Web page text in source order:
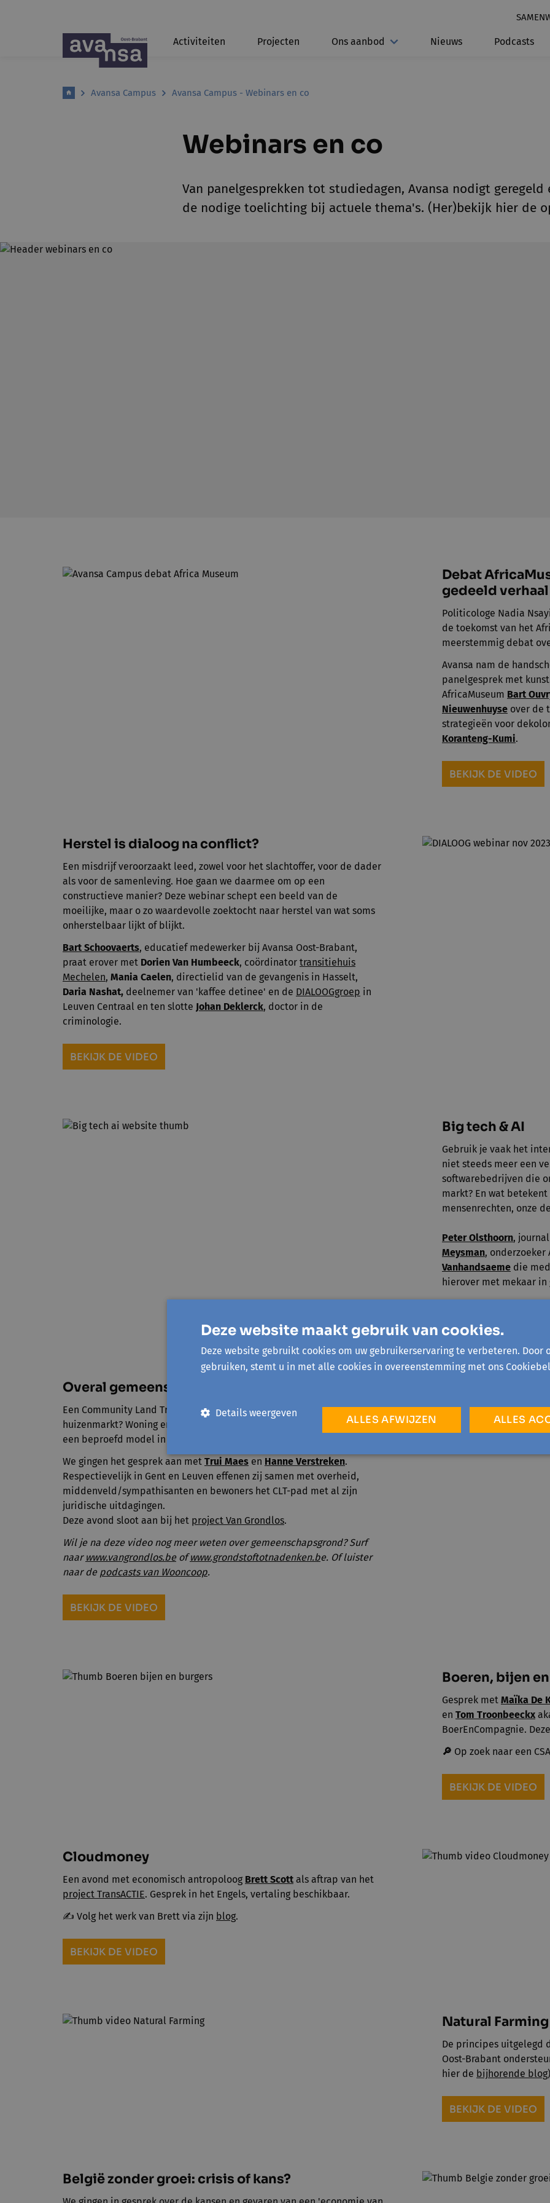
Activiteiten Projecten Ons aanbod Nieuws Podcasts
Avansa Campus Avansa Campus - Webinars en co
Webinars en co
Van panelgesprekken tot studiedagen, Avansa nodigt
de nodige toelichting bij actuele thema's. (Her)bekijk hier de
Debat
gedeeld verhaal
Politicologe Nadia
de toekomst van het
meerstemmig debat
Avansa nam de
panelgesprek met
AfricaMuseum Bart
Nieuwenhuyse over de
strategieën voor
Koranteng-Kumi.
BEKIJK DE VIDEO
Herstel is dialoog na conflict?
Een misdrijf veroorzaakt leed, zowel voor het slachtoffer, voor de dader
als voor de samenleving. Hoe gaan we daarmee om op een
constructieve manier? Deze webinar schept een beeld van de
moeilijke, maar o zo waardevolle zoektocht naar herstel van wat soms
onherstelbaar lijkt of blijkt.
Bart Schoovaerts, educatief medewerker bij Avansa Oost-Brabant,
praat erover met Dorien Van Humbeeck, coördinator transitiehuis
Mechelen, Mania Caelen, directielid van de gevangenis in Hasselt,
Daria Nashat, deelnemer van 'kaffee detinee' en de DIALOOGgroep in
Leuven Centraal en ten slotte Johan Deklerck, doctor in de
criminologie.
BEKIJK DE VIDEO
Big tech & AI
Gebruik je vaak het
niet steeds meer een
softwarebedrijven die
markt? En wat
mensenrechten, onze
Peter Olsthoorn,
Meysman, onderzoeker
Vanhandsaeme die
hierover met mekaar in
Overal gemeenschapsgrond
Een Community Land Trust als tegengewicht voor een onbetaalbare
huizenmarkt? Woning en grond loskoppelen blijkt al sinds de jaren '80
een beproefd model in de VS en krijgt nu ook bij ons voet aan wal.
We gingen het gesprek aan met Trui Maes en Hanne Verstreken.
Respectievelijk in Gent en Leuven effenen zij samen met overheid,
middenveld/sympathisanten en bewoners het CLT-pad met al zijn
juridische uitdagingen.
Deze avond sloot aan bij het project Van Grondlos.
Wil je na deze video nog meer weten over gemeenschapsgrond? Surf
naar www.vangrondlos.be ofwww.grondstoftotnadenken.be. Of luister
naar de podcasts van Wooncoop.
BEKIJK DE VIDEO
Boeren, bijen
Gesprek met Maïka De
en Tom Troonbeeckx
BoerEnCompagnie.
🔎 Op zoek naar een
BEKIJK DE VIDEO
Cloudmoney
Een avond met economisch antropoloog Brett Scott als aftrap van het
project TransACTIE. Gesprek in het Engels, vertaling beschikbaar.
✍️ Volg het werk van Brett via zijn blog.
BEKIJK DE VIDEO
Natural Farming
De principes uitgelegd
Oost-Brabant
hier de bijhorende blog
BEKIJK DE VIDEO
België zonder groei: crisis of kans?
Deze website maakt gebruik van cookies.
Deze website gebruikt cookies om uw gebruikerservaring te verbeteren. Door
gebruiken, stemt u in met alle cookies in overeenstemming met ons
ALLES
ALLES AFWIJZEN
Details weergeven